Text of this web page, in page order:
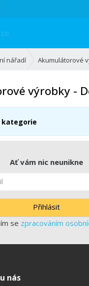
nářadí Akumulátorové
výrobky -
kategorie
Ať vám nic neunikne
Přihlásit
se zpracováním
nás